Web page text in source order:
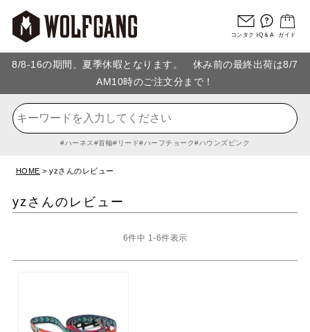
コンタクトQ＆A ガイド
8/8-16の期間、夏季休暇となります。 休み前の最終出荷は8/7
AM10時のご注文分まで！
ハーネス 首輪 リード ハーフチョーク ハウンズピンク
HOME yzさんのレビュー
yzさんのレビュー
6件中 1 -6件表示